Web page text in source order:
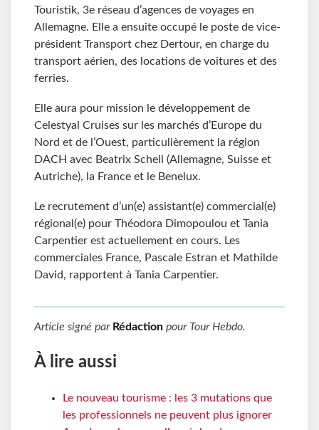
Touristik, 3e réseau d’agences de voyages en
Allemagne. Elle a ensuite occupé le poste de vice-
président Transport chez Dertour, en charge du
transport aérien, des locations de voitures et des
ferries.
Elle aura pour mission le développement de
Celestyal Cruises sur les marchés d’Europe du
Nord et de l’Ouest, particulièrement la région
DACH avec Beatrix Schell (Allemagne, Suisse et
Autriche), la France et le Benelux.
Le recrutement d’un(e) assistant(e) commercial(e)
régional(e) pour Théodora Dimopoulou et Tania
Carpentier est actuellement en cours. Les
commerciales France, Pascale Estran et Mathilde
David, rapportent à Tania Carpentier.
Article signé par Rédaction pour Tour Hebdo.
À lire aussi
Le nouveau tourisme : les 3 mutations que
les professionnels ne peuvent plus ignorer